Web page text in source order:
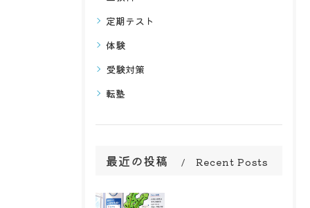
定期テスト
体験
受験対策
転塾
最近の投稿 Recent Posts